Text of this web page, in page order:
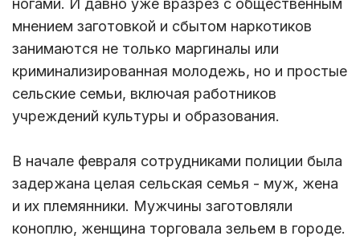
мнением заготовкой и сбытом наркотиков
занимаются не только маргиналы или
криминализированная молодежь, но и простые
сельские семьи, включая работников
учреждений культуры и образования.
В начале февраля сотрудниками полиции была
задержана целая сельская семья - муж, жена
и их племянники. Мужчины заготовляли
коноплю, женщина торговала зельем в городе.